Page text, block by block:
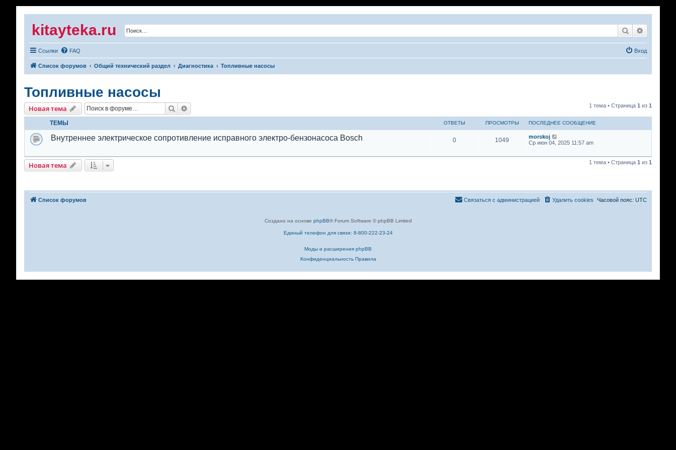
kitayteka.ru Поиск
Ссылки FAQ Вход
Список форумов Общий технический раздел Диагностика Топливные насосы
Топливные насосы
Новая тема Поиск 1 тема • Страница 1 из 1
ТЕМЫ ОТВЕТЫ ПРОСМОТРЫ ПОСЛЕДНЕЕ СООБЩЕНИЕ
Внутреннее электрическое сопротивление исправного электро-бензонасоса Bosch 0 1049
morskoj
Ср июн 04, 2025 11:57 am
Новая тема 1 тема • Страница 1 из 1
Список форумов Часовой пояс: UTC
Удалить cookies
Связаться с администрацией
Создано на основе phpBB® Forum Software © phpBB Limited
Единый телефон для связи: 8-800-222-23-24
Моды и расширения phpBB
Конфиденциальность Правила